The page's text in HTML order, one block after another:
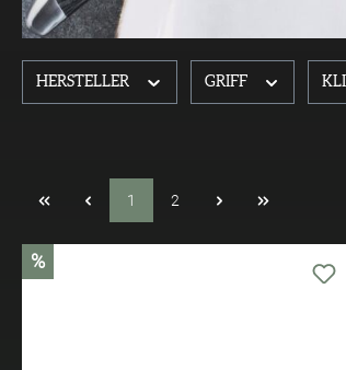
HERSTELLER GRIFF
1 2
%